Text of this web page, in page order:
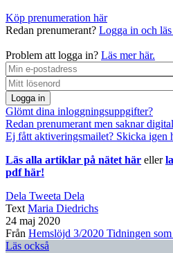
Köp prenumeration här
Redan prenumerant? Logga in och
Problem att logga in? Läs mer här.
Logga in
Glömt dina inloggningsuppgifter?
Redan prenumerant men saknar
Ej fått aktiveringsmailet? Skicka igen
Läs alla artiklar på nätet här eller
pdf här!
Dela Tweeta Dela
TextMaria Diedrichs
24 maj 2020
Från Hemslöjd 3/2020 Tidningen
Läs också